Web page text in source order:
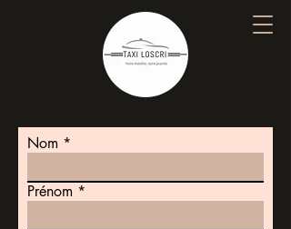
Nom
Prénom